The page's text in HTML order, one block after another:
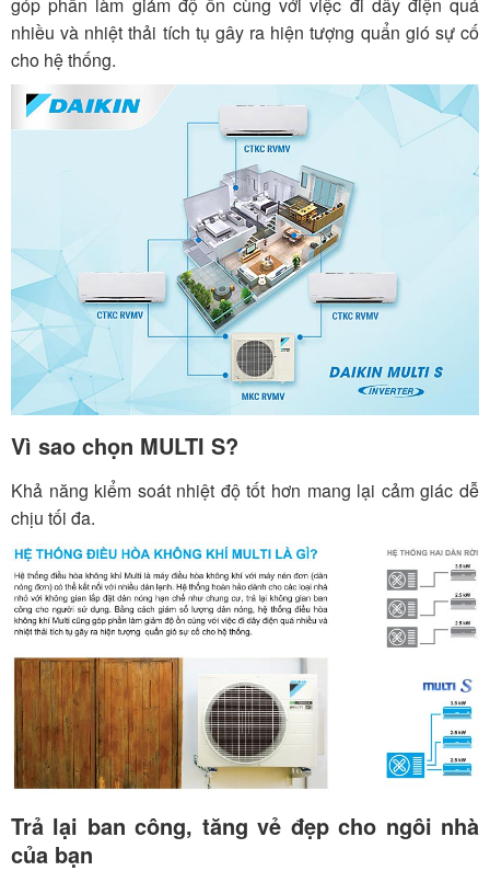
góp phần làm giảm độ ồn cùng với việc đi dây điện quá
nhiều và nhiệt thải tích tụ gây ra hiện tượng quẩn gió sự cố
cho hệ thống.
Vì sao chọn MULTI S?
Khả năng kiểm soát nhiệt độ tốt hơn mang lại cảm giác dễ
chịu tối đa.
Trả lại ban công, tăng vẻ đẹp cho ngôi nhà
của bạn